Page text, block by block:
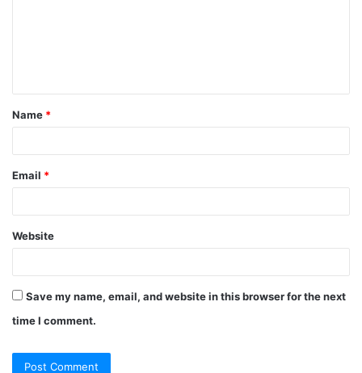
t
*
Name *
Email *
Website
Save my name, email, and website in this browser for the next
time I comment.